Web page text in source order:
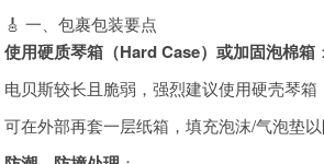
🎸 一、包裹包装要点
使用硬质琴箱（Hard Case）或加固泡棉箱 ：
电贝斯较长且脆弱，强烈建议使用硬壳琴箱
可在外部再套一层纸箱，填充泡沫/气泡垫以